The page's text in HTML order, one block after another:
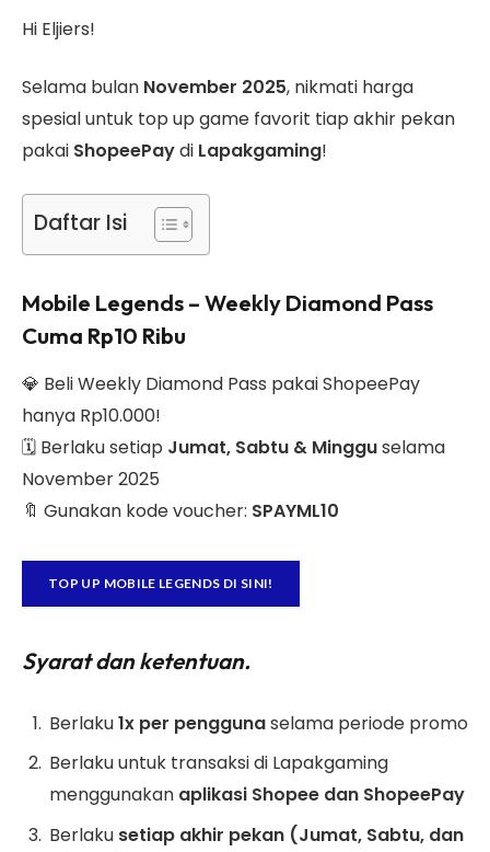
Hi Eljiers!
Selama bulan November 2025, nikmati harga
spesial untuk top up game favorit tiap akhir pekan
pakai ShopeePaydi Lapakgaming!
Daftar Isi
Mobile Legends – Weekly Diamond Pass
Cuma Rp10 Ribu
💎 Beli Weekly Diamond Pass pakai ShopeePay
hanya Rp10.000!
🗓 Berlaku setiap Jumat, Sabtu & Mingguselama
November 2025
🔖 Gunakan kode voucher: SPAYML10
TOP UP MOBILE LEGENDS DI SINI!
Syarat dan ketentuan.
Berlaku1x per penggunaselama periode promo
Berlaku untuk transaksi di Lapakgaming
menggunakan aplikasi Shopee dan ShopeePay
Berlaku setiap akhir pekan (Jumat, Sabtu, dan